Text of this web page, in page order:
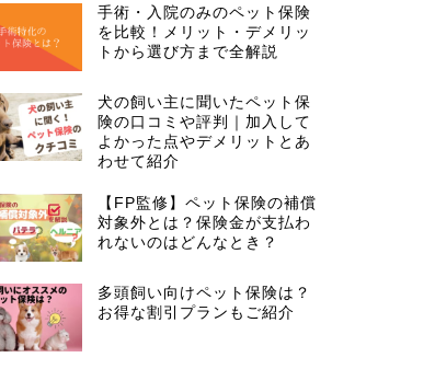
手術・入院のみのペット保険
を比較！メリット・デメリッ
トから選び方まで全解説
犬の飼い主に聞いたペット保
険の口コミや評判｜加入して
よかった点やデメリットとあ
わせて紹介
【FP監修】ペット保険の補償
対象外とは？保険金が支払わ
れないのはどんなとき？
多頭飼い向けペット保険は？
お得な割引プランもご紹介